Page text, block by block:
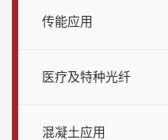
传能应用
医疗及特种光纤
混凝土应用